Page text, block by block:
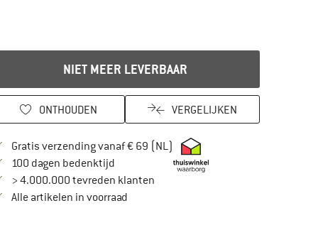
NIET MEER LEVERBAAR
ONTHOUDEN VERGELIJKEN
Gratis verzending vanaf € 69 (NL) Vind hier de
100 dagen bedenktijdVind de betalingsinformatie hier! Opent in
> 4.000.000 tevreden klanten
Alle artikelen in voorraad